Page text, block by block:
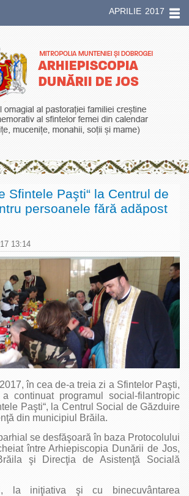
APRILIE 2017
Sfintele Paşti“ la Centrul de
persoanele fără adăpost
13:14
în cea de-a treia zi a Sfintelor Paşti,
continuat programul social-filantropic
Paşti“, la Centrul Social de Găzduire
din municipiul Brăila.
se desfăşoară în baza Protocolului
între Arhiepiscopia Dunării de Jos,
şi Direcţia de Asistenţă Socială
la iniţiativa şi cu binecuvântarea